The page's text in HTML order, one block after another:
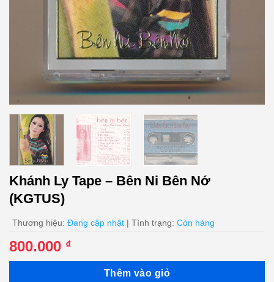
Khánh Ly Tape – Bên Ni Bên Nớ
(KGTUS)
Thương hiệu: Đang cập nhật | Tình trạng: Còn hàng
800.000 ₫
Thêm vào giỏ